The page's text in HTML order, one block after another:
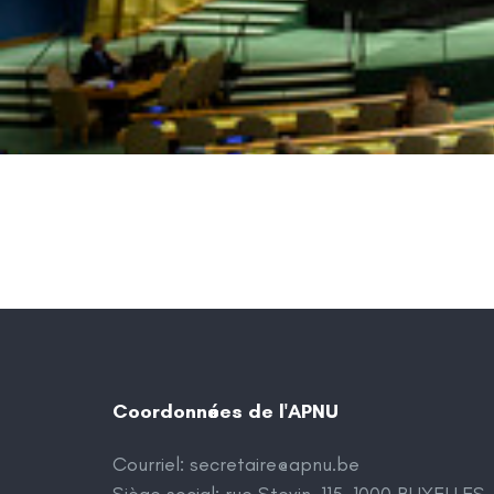
Coordonnées de l'APNU
Courriel: secretaire@apnu.be